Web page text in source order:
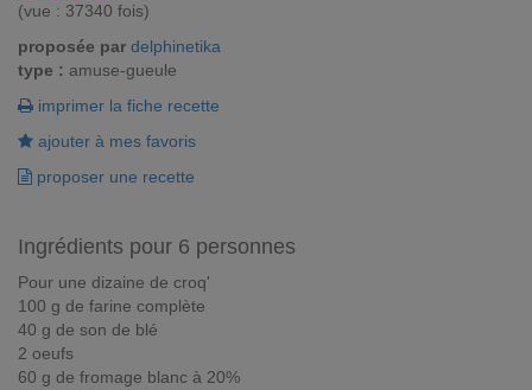
(vue : 37340 fois)
proposée par delphinetika
type : amuse-gueule
imprimer la fiche recette
ajouter à mes favoris
proposer une recette
Ingrédients pour 6 personnes
Pour une dizaine de croq'
100 g de farine complète
40 g de son de blé
2 oeufs
60 g de fromage blanc à 20%